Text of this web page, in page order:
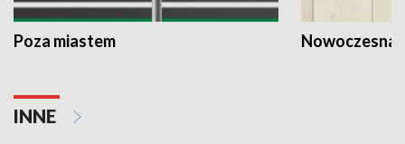
Poza miastem Nowoczesna
INNE